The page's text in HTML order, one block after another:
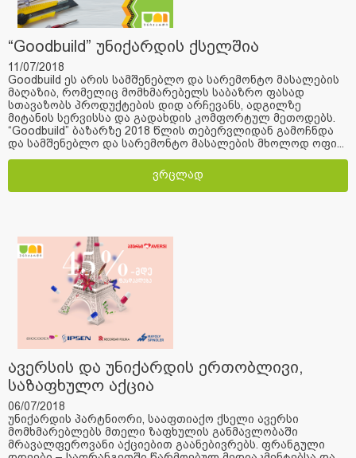
“Goodbuild” უნიქარდის ქსელშია
11/07/2018
Goodbuild ეს არის სამშენებლო და სარემონტო მასალების
მაღაზია, რომელიც მომხმარებელს საბაზრო ფასად
სთავაზობს პროდუქტების დიდ არჩევანს, ადგილზე
მიტანის სერვისსა და გადახდის კომფორტულ მეთოდებს.
“Goodbuild” ბაზარზე 2018 წლის თებერვლიდან გამოჩნდა
და სამშენებლო და სარემონტო მასალების მხოლოდ ოფი...
ვრცლად
ავერსის და უნიქარდის ერთობლივი,
საზაფხულო აქცია
06/07/2018
უნიქარდის პარტნიორი, სააფთიაქო ქსელი ავერსი
მომხმარებლებს მთელი ზაფხულის განმავლობაში
მრავალფეროვანი აქციებით გაანებივრებს. ფრანგული